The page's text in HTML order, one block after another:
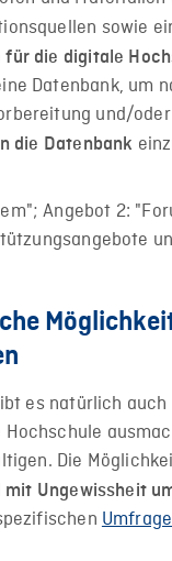
sowie
die digitale
Datenbank, um
und/
die Datenbank
es natürlich
Die
mit Ungewissheit